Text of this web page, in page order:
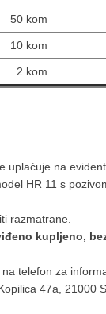
50 kom
10 kom
2 kom
uplaćuje na
HR 11 s
razmatrane.
kupljeno,
telefon za
47a, 21000